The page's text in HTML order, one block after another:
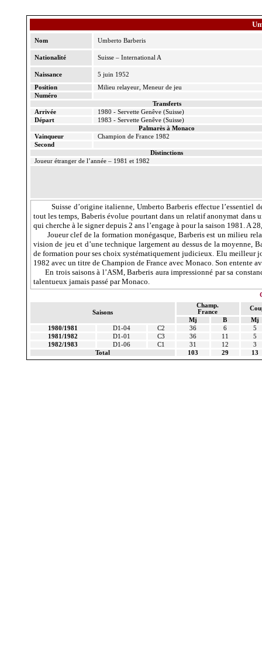
Nom Umberto Barberis
Nationalité Suisse – International A
Naissance
5 juin 1952
Position
Milieu relayeur, Meneur de jeu
Numéro
Transferts
Arrivée
1980 - Servette Genêve(Suisse)
Départ
1983 - Servette Genêve(Suisse)
Palmarès à Monaco
Vainqueur
Champion de France 1982
Second
Distinctions
Joueur étranger de l’année – 1981 et 1982
Suisse d’origine italienne, UmbertoBarberis effectue l’essentiel
tout les temps, Baberisévolue pourtant dans un relatif anonymat dans
qui cherche à le signer depuis 2 ans l’engage à pour la saison 1981. A
Joueur clef de la formation monégasque, Barberisest un milieu
vision de jeu et d’une technique largement au dessus de la moyenne,
de formation pour ses choix systématiquement judicieux. Elu meilleur
1982 avec un titre de Champion de France avec Monaco. Son entente
En trois saisons à l’ASM,Barberis aura impressionné par sa
talentueux jamais passé par Monaco.
Saisons
Champ.
France
Mj
B
Mj
1980/1981
D1-04 C2 36 6
5
1981/1982
D1-01 C3 36 11
5
1982/1983
D1-06 C1 31 12
3
Total
103 29 13